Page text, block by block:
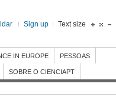
Sign up Text size
IN EUROPE PESSOAS
SOBRE O CIENCIAPT